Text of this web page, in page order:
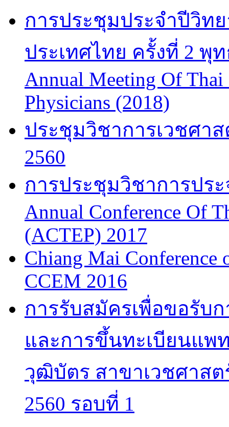
การประชุมประจำปีวิท
ประเทศไทย ครั้งที่ 2 พุท
Annual Meeting Of
Physicians (2018)
ประชุมวิชาการเวชศา
2560
การประชุมวิชาการปร
Annual Conference Of
(ACTEP) 2017
Chiang Mai Conference
CCEM 2016
การรับสมัครเพื่อขอรับ
และการขึ้นทะเบียนแพ
วุฒิบัตร สาขาเวชศาส
2560 รอบที่ 1